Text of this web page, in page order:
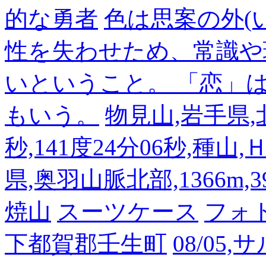
的な勇者 色は思案の外(
性を失わせため、常識
いということ。 「恋」
もいう。
物見山,岩手県,
秒,141度24分06秒,種山,
県,奥羽山脈北部
焼山 スーツケース フォ
下都賀郡壬生町 08/05,